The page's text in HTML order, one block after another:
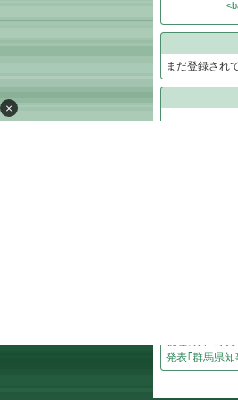
×
まだ登録され
いました
ガス会社｢重
台風接近､ト
自力V消滅､監
三宅健｢美し
中古スマホ｢
牛乳は余らせ
義理の姉･寿
発表｢群馬県